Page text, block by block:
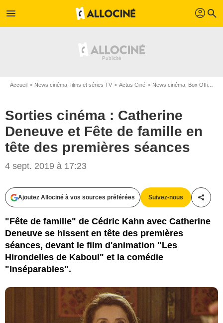
menu profil search
Accueil News cinéma, films et séries TV Actus Ciné News cinéma: Box Office
Sorties cinéma : Catherine
Deneuve et Fête de famille en
tête des premières séances
4 sept. 2019 à 17:23
Ajoutez Allociné à vos sources préférées Suivez-nous
"Fête de famille" de Cédric Kahn avec Catherine
Deneuve se hissent en tête des premières
séances, devant le film d'animation "Les
Hirondelles de Kaboul" et la comédie
"Inséparables".